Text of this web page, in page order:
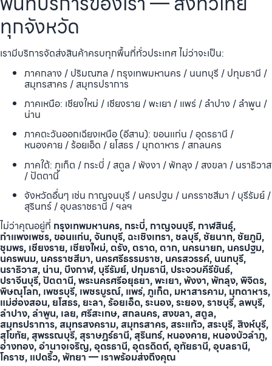
ทุกจังหวัด
เรามีบริการจัดส่งสินค้าครบทุกพื้นที่ทั่วประเทศ ไม่ว่าจะเป็น:
ภาคกลาง / ปริมณฑล / กรุงเทพมหานคร / นนทบุรี / ปทุมธานี /
สมุทรสาคร / สมุทรปราการ
ภาคเหนือ: เชียงใหม่ / เชียงราย / พะเยา / แพร่ / ลำปาง / ลำพูน /
น่าน
ภาคตะวันออกเฉียงเหนือ (อีสาน): ขอนแก่น / อุดรธานี /
หนองคาย / ร้อยเอ็ด / ยโสธร / มุกดาหาร / สกลนคร
ภาคใต้: ภูเก็ต / กระบี่ / สตูล / พังงา / พัทลุง / สงขลา / นราธิวาส
/ ปัตตานี
จังหวัดอื่นๆ เช่น กาญจนบุรี / นครปฐม / นครราชสีมา / บุรีรัมย์ /
สุรินทร์ / อุบลราชธานี / ฯลฯ
ไม่ว่าคุณอยู่ที่ กรุงเทพมหานคร, กระบี่, กาญจนบุรี, กาฬสินธุ์,
กำแพงเพชร, ขอนแก่น, จันทบุรี, ฉะเชิงเทรา, ชลบุรี, ชัยนาท, ชัยภูมิ,
ชุมพร, เชียงราย, เชียงใหม่, ตรัง, ตราด, ตาก, นครนายก, นครปฐม,
นครพนม, นครราชสีมา, นครศรีธรรมราช, นครสวรรค์, นนทบุรี,
นราธิวาส, น่าน, บึงกาฬ, บุรีรัมย์, ปทุมธานี, ประจวบคีรีขันธ์,
ปราจีนบุรี, ปัตตานี, พระนครศรีอยุธยา, พะเยา, พังงา, พัทลุง, พิจิตร,
พิษณุโลก, เพชรบุรี, เพชรบูรณ์, แพร่, ภูเก็ต, มหาสารคาม, มุกดาหาร,
แม่ฮ่องสอน, ยโสธร, ยะลา, ร้อยเอ็ด, ระนอง, ระยอง, ราชบุรี, ลพบุรี,
ลำปาง, ลำพูน, เลย, ศรีสะเกษ, สกลนคร, สงขลา, สตูล,
สมุทรปราการ, สมุทรสงคราม, สมุทรสาคร, สระแก้ว, สระบุรี, สิงห์บุรี,
สุโขทัย, สุพรรณบุรี, สุราษฎร์ธานี, สุรินทร์, หนองคาย, หนองบัวลำภู,
อ่างทอง, อำนาจเจริญ, อุดรธานี, อุตรดิตถ์, อุทัยธานี, อุบลธานี,
โคราช, แปดริ้ว, พัทยา — เราพร้อมส่งถึงคุณ